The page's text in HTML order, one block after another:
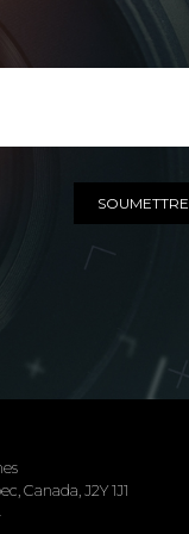
SOUMETTRE
Canada, J2Y 1J1